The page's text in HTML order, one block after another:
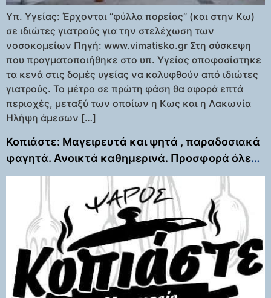
Υπ. Υγείας: Έρχονται “φύλλα πορείας” (και στην Κω)
σε ιδιώτες γιατρούς για την στελέχωση των
νοσοκομείων Πηγή: www.vimatisko.gr Στη σύσκεψη
που πραγματοποιήθηκε στο υπ. Υγείας αποφασίστηκε
τα κενά στις δομές υγείας να καλυφθούν από ιδιώτες
γιατρούς. Το μέτρο σε πρώτη φάση θα αφορά επτά
περιοχές, μεταξύ των οποίων η Κως και η Λακωνία
Ηλήψη άμεσων […]
Κοπιάστε: Μαγειρευτά και ψητά , παραδοσιακά
φαγητά. Ανοικτά καθημερινά. Προσφορά όλες
οι μερίδες 5 ευρώ 18.00 – 20.00!